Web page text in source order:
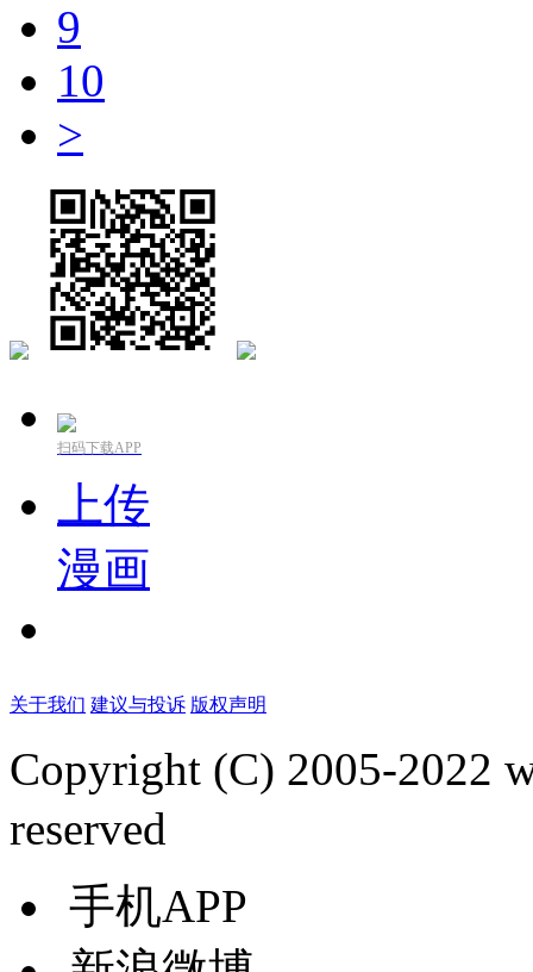
9
10
>
扫码下载APP
上传
漫画
关于我们 建议与投诉 版权声明
Copyright (C) 2005-2022
reserved
手机APP